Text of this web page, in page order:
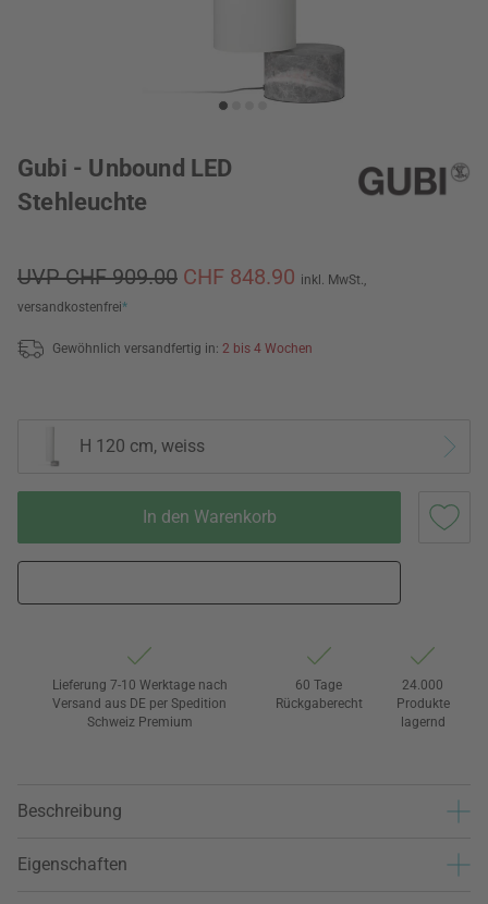
Gubi - Unbound LED
Stehleuchte
UVP CHF 909.00 CHF 848.90 inkl. MwSt.,
versandkostenfrei*
Gewöhnlich versandfertig in: 2 bis 4 Wochen
H 120 cm, weiss
In den Warenkorb
Lieferung 7-10 Werktage nach
Versand aus DE per Spedition
Schweiz Premium
60 Tage
Rückgaberecht
24.000
Produkte
lagernd
Beschreibung
Eigenschaften